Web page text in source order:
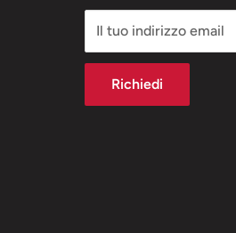
Il tuo indirizzo email
Richiedi